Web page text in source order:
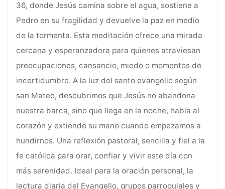
36, donde Jesús camina sobre el agua, sostiene a
Pedro en su fragilidad y devuelve la paz en medio
de la tormenta. Esta meditación ofrece una mirada
cercana y esperanzadora para quienes atraviesan
preocupaciones, cansancio, miedo o momentos de
incertidumbre. A la luz del santo evangelio según
san Mateo, descubrimos que Jesús no abandona
nuestra barca, sino que llega en la noche, habla al
corazón y extiende su mano cuando empezamos a
hundirnos. Una reflexión pastoral, sencilla y fiel a la
fe católica para orar, confiar y vivir este día con
más serenidad. Ideal para la oración personal, la
lectura diaria del Evangelio, grupos parroquiales y